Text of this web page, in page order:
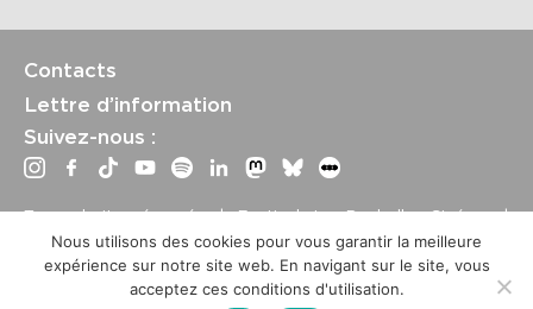
Contacts
Lettre d’information
Suivez-nous :
Tous droits réservés | Festival La Rochelle Cinéma |
International Film Festival – Mentions légales –Conditions
générales de vente
Crédits site : Marine Breton, design ;Etienne Delcambre,
Nous utilisons des cookies pour vous garantir la meilleure
expérience sur notre site web. En navigant sur le site, vous
acceptez ces conditions d'utilisation.